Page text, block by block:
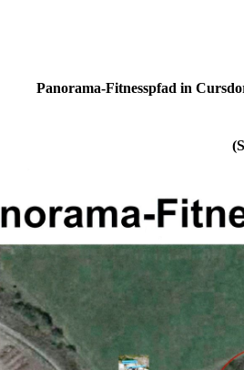
Panorama-Fitnesspfad in
1 ist am "